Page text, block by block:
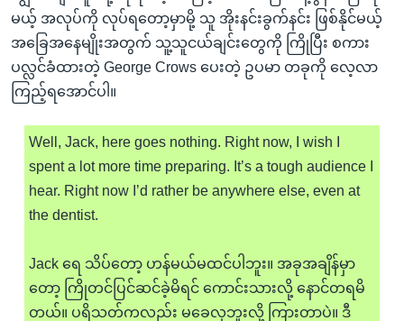
မယ့် အလုပ်ကို လုပ်ရတော့မှာမို့ သူ အိုးနင်းခွက်နင်း ဖြစ်နိုင်မယ့်
အခြေအနေမျိုးအတွက် သူ့သူငယ်ချင်းတွေကို ကြိုပြီး စကား
ပလ္လင်ခံထားတဲ့ George Crows ပေးတဲ့ ဥပမာ တခုကို လေ့လာ
ကြည့်ရအောင်ပါ။
Well, Jack, here goes nothing. Right now, I wish I
spent a lot more time preparing. It’s a tough audience I
hear. Right now I’d rather be anywhere else, even at
the dentist.
Jack ရေ သိပ်တော့ ဟန်မယ်မထင်ပါဘူး။ အခုအချိန်မှာ
တော့ ကြိုတင်ပြင်ဆင်ခဲ့မိရင် ကောင်းသားလို့ နောင်တရမိ
တယ်။ ပရိသတ်ကလည်း မခေလှဘူးလို့ ကြားတာပဲ။ ဒီ